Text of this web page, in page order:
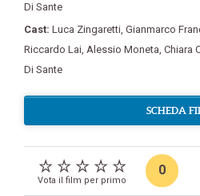
Di Sante
Cast: Luca Zingaretti, Gianmarco
Riccardo Lai, Alessio Moneta, Chiara
Di Sante
SCHEDA
Vota il film per primo
0